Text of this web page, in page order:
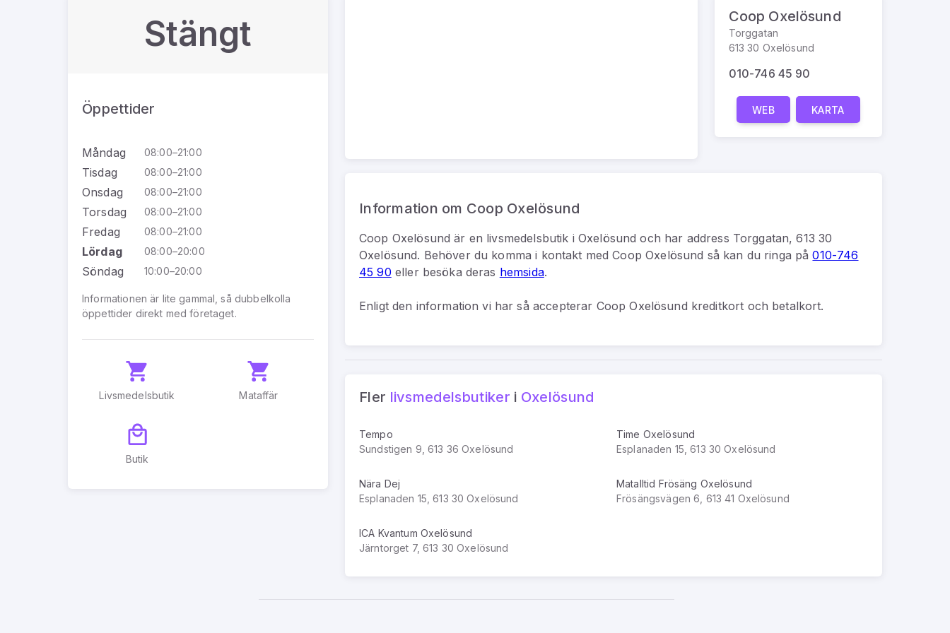
Stängt
Öppettider
Måndag 08:00–21:00
Tisdag 08:00–21:00
Onsdag 08:00–21:00
Torsdag 08:00–21:00
Fredag 08:00–21:00
Lördag 08:00–20:00
Söndag 10:00–20:00
Informationen är lite gammal, så dubbelkolla
öppettider direkt med företaget.
Livsmedelsbutik Mataffär
Butik
Coop Oxelösund
Torggatan
613 30 Oxelösund
010-746 45 90
WEB KARTA
Information om Coop Oxelösund
Coop Oxelösund är en livsmedelsbutik i Oxelösund och har address Torggatan, 613 30
Oxelösund. Behöver du komma i kontakt medCoop Oxelösund så kan du ringa på010-746
45 90 eller besöka deras hemsida.
Enligt den information vi har så accepterar Coop Oxelösund kreditkort och betalkort.
Fler livsmedelsbutiker i Oxelösund
Tempo
Sundstigen 9, 613 36 Oxelösund
Time Oxelösund
Esplanaden 15, 613 30 Oxelösund
Nära Dej
Esplanaden 15, 613 30 Oxelösund
Matalltid Frösäng Oxelösund
Frösängsvägen 6, 613 41 Oxelösund
ICA Kvantum Oxelösund
Järntorget 7, 613 30 Oxelösund